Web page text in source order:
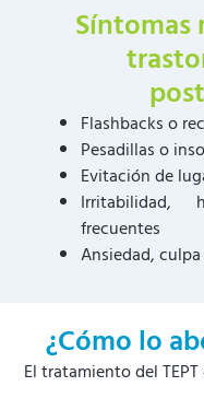
Síntomas
Flashbacks o
Pesadillas o
Evitación de
Irritabilidad,
frecuentes
Ansiedad,
¿Cómo lo
El tratamiento del